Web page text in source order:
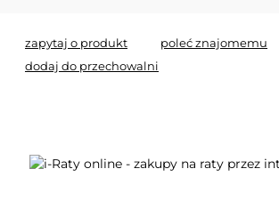
zapytaj o produkt poleć znajomemu
dodaj do przechowalni